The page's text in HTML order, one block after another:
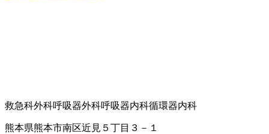
救急科外科呼吸器外科呼吸器内科循環器内科
熊本県熊本市南区近見５丁目３－１